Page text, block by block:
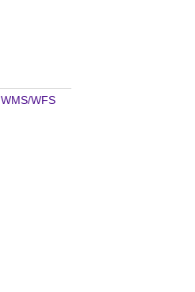
WMS/WFS